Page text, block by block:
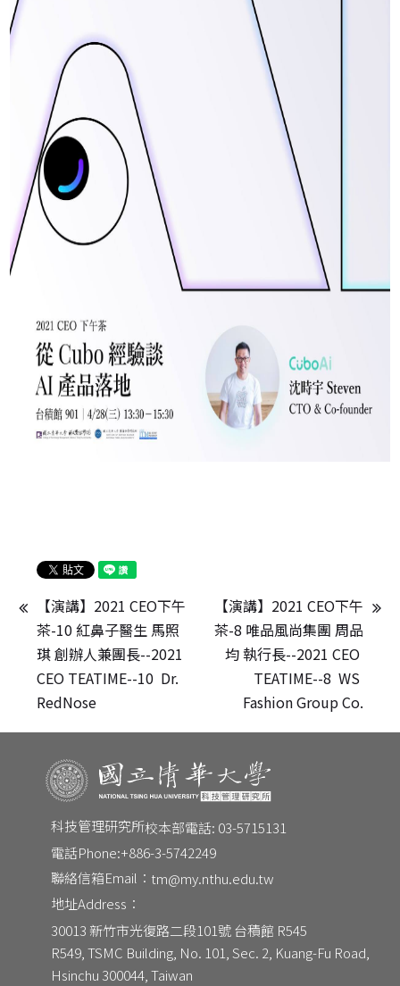
CONTACT
Email： tm@my.nthu.edu.tw
【演講】2021 CEO下午
茶-10 紅鼻子醫生 馬照
琪 創辦人兼團長--2021
CEO TEATIME--10  Dr.
RedNose
【演講】2021 CEO下午
茶-8 唯品風尚集團 周品
均 執行長--2021 CEO
TEATIME--8  WS
Fashion Group Co.
科技管理研究所校本部電話: 03-5715131
電話Phone:+886-3-5742249
聯絡信箱Email： tm@my.nthu.edu.tw
地址Address：
30013 新竹市光復路二段101號 台積館 R545
R549, TSMC Building, No. 101, Sec. 2, Kuang-Fu Road,
Hsinchu 300044, Taiwan